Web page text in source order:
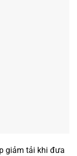
giảm tải khi đưa